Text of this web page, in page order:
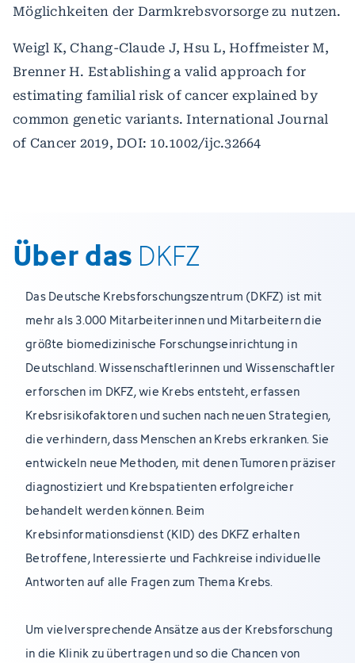
Möglichkeiten der Darmkrebsvorsorge zu nutzen.
Weigl K, Chang-Claude J, Hsu L, Hoffmeister M,
Brenner H. Establishing a valid approach for
estimating familial risk of cancer explained by
common genetic variants. International Journal
of Cancer 2019, DOI: 10.1002/ijc.32664
Über das DKFZ
Das Deutsche Krebsforschungszentrum (DKFZ) ist mit
mehr als 3.000 Mitarbeiterinnen und Mitarbeitern die
größte biomedizinische Forschungseinrichtung in
Deutschland. Wissenschaftlerinnen und Wissenschaftler
erforschen im DKFZ, wie Krebs entsteht, erfassen
Krebsrisikofaktoren und suchen nach neuen Strategien,
die verhindern, dass Menschen an Krebs erkranken. Sie
entwickeln neue Methoden, mit denen Tumoren präziser
diagnostiziert und Krebspatienten erfolgreicher
behandelt werden können. Beim
Krebsinformationsdienst (KID) des DKFZ erhalten
Betroffene, Interessierte und Fachkreise individuelle
Antworten auf alle Fragen zum Thema Krebs.
Um vielversprechende Ansätze aus der Krebsforschung
in die Klinik zu übertragen und so die Chancen von